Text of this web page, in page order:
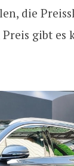
die
gibt es